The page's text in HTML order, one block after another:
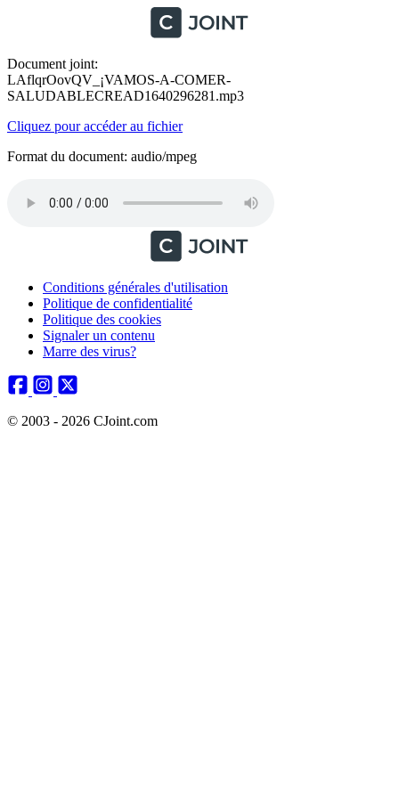
Document joint:
LAflqrOovQV_¡VAMOS-A-COMER-
SALUDABLECREAD1640296281.mp3
Cliquez pour accéder au fichier
Format du document: audio/mpeg
Conditions générales d'utilisation
Politique de confidentialité
Politique des cookies
Signaler un contenu
Marre des virus?
© 2003 - 2026 CJoint.com